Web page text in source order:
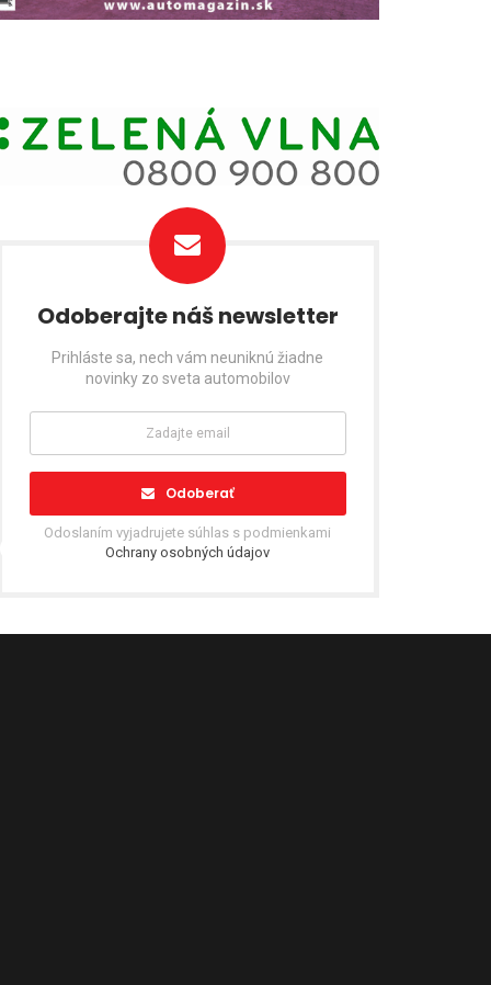
Odoberajte náš newsletter
Prihláste sa, nech vám neuniknú žiadne
novinky zo sveta automobilov
Odoberať
Odoslaním vyjadrujete súhlas s podmienkami
Ochrany osobných údajov